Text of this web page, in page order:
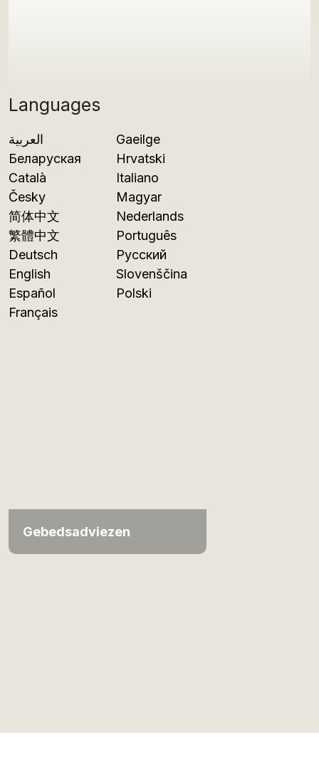
Languages
العربية
Беларуская
Català
Česky
简体中文
繁體中文
Deutsch
English
Español
Français
Gaeilge
Hrvatski
Italiano
Magyar
Nederlands
Português
Русский
Slovenščina
Polski
Gebedsadviezen